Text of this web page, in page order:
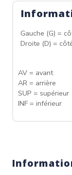
Gauche (G) =
Droite (D) =
AV = avant
AR = arrière
SUP = supérieur
INF = inférieur